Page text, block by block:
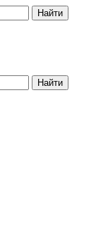
Найти
Найти